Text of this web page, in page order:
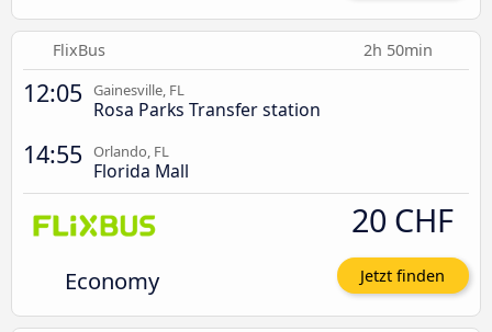
FlixBus 2h 50min
12:05 Gainesville, FL
Rosa Parks Transfer station
14:55 Orlando, FL
Florida Mall
Economy
20 CHF
Jetzt finden